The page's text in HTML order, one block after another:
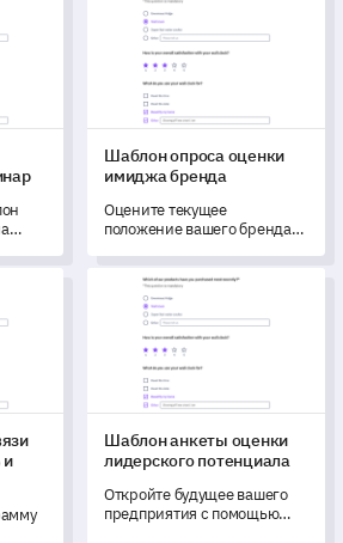
брендом и продуктами с
помощью этого шаблона.
Шаблон опроса оценки
имиджа бренда
Оцените текущее
положение вашего бренда
шаблона опроса оценки
имиджа бренда.
по программе «Мать и ребенок»
и
Шаблон анкеты оценки
Шаблон анкеты оценки
лидерского потенциала
Откройте будущее вашего
предприятия с помощью